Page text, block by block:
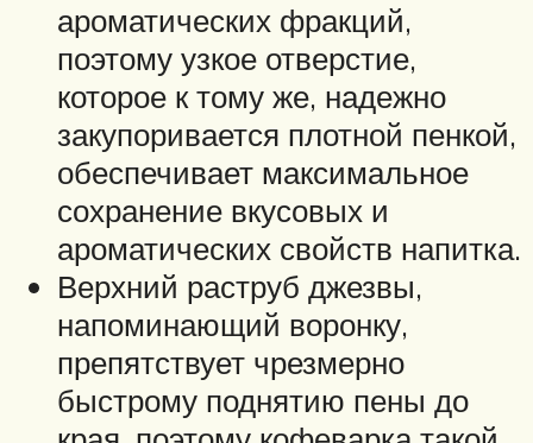
ароматических фракций,
поэтому узкое отверстие,
которое к тому же, надежно
закупоривается плотной пенкой,
обеспечивает максимальное
сохранение вкусовых и
ароматических свойств напитка.
Верхний раструб джезвы,
напоминающий воронку,
препятствует чрезмерно
быстрому поднятию пены до